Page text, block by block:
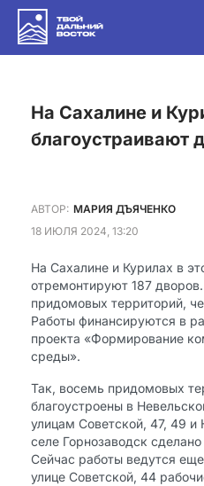
на Сахалине и Курилах активно
благоустраивают
АВТОР: МАРИЯ ДЪЯЧЕНКО
18 ИЮЛЯ 2024, 13:20
На Сахалине и Курилах в
отремонтируют 187
придомовых территорий,
Работы финансируются в
проекта «Формирование
среды».
Так, восемь придомовых
благоустроены в
улицам Советской, 47, 49 и
селе Горнозаводск
Сейчас работы ведутся
улице Советской, 44